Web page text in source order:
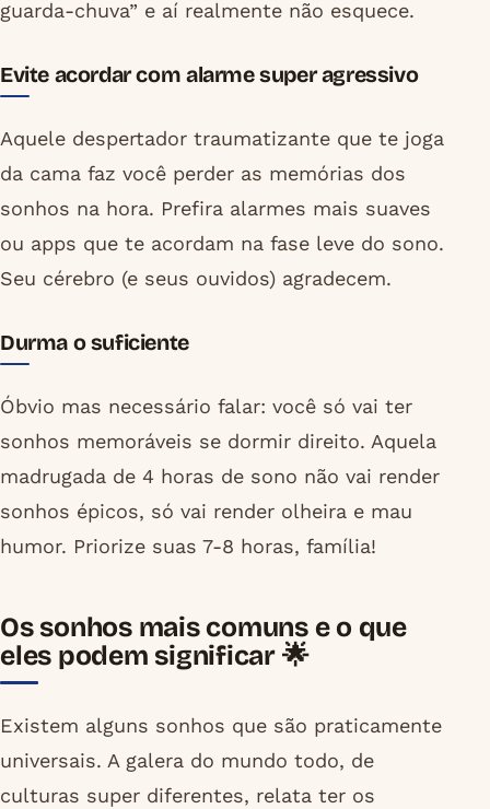
guarda-chuva” e aí realmente não esquece.
Evite acordar com alarme super agressivo
Aquele despertador traumatizante que te joga
da cama faz você perder as memórias dos
sonhos na hora. Prefira alarmes mais suaves
ou apps que te acordam na fase leve do sono.
Seu cérebro (e seus ouvidos) agradecem.
Durma o suficiente
Óbvio mas necessário falar: você só vai ter
sonhos memoráveis se dormir direito. Aquela
madrugada de 4 horas de sono não vai render
sonhos épicos, só vai render olheira e mau
humor. Priorize suas 7-8 horas, família!
Os sonhos mais comuns e o que
eles podem significar 🌟
Existem alguns sonhos que são praticamente
universais. A galera do mundo todo, de
culturas super diferentes, relata ter os